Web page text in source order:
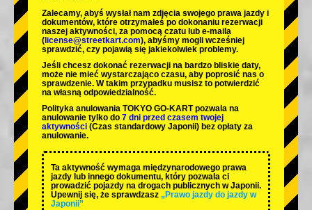
Zalecamy, abyś wysłał nam zdjęcia swojego prawa jazdy i
dokumentów, które otrzymałeś po dokonaniu rezerwacji
naszej aktywności, za pomocą czatu lub e-maila
( license@streetkart.com), abyśmy mogli wcześniej
sprawdzić, czy pojawią się jakiekolwiek problemy.
Jeśli chcesz dokonać rezerwacji na bardzo bliskie daty,
może nie mieć wystarczająco czasu, aby poprosić nas o
sprawdzenie. W takim przypadku musisz to potwierdzić
na własną odpowiedzialność.
Polityka anulowania TOKYO GO-KART pozwala na
anulowanie tylko do 7 dni przed czasem twojej
aktywności (Czas standardowy Japonii) bez opłaty za
anulowanie.
Ta aktywność wymaga międzynarodowego prawa
jazdy lub innego dokumentu, który pozwala ci
prowadzić pojazdy na drogach publicznych w Japonii.
Upewnij się, że sprawdzasz „Prawo jazdy do jazdy w
Japonii”